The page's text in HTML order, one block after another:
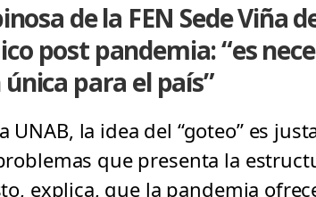
de la FEN Sede Viña
post pandemia: “es
para el país”
UNAB, la idea del “goteo” es
que presenta la
explica, que la pandemia